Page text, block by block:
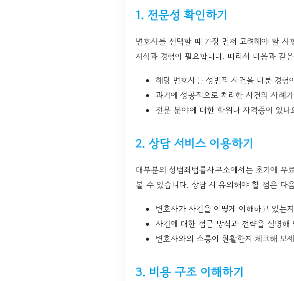
1. 전문성 확인하기
변호사를 선택할 때 가장 먼저 고려해야 할
지식과 경험이 필요합니다. 따라서 다음과 같
해당 변호사는 성범죄 사건을 다룬 경험
과거에 성공적으로 처리한 사건의 사례
전문 분야에 대한 학위나 자격증이 있나
2. 상담 서비스 이용하기
대부분의 성범죄법률사무소에서는 초기에 무
볼 수 있습니다. 상담 시 유의해야 할 점은 다
변호사가 사건을 어떻게 이해하고 있는
사건에 대한 접근 방식과 전략을 설명해
변호사와의 소통이 원활한지 체크해 보
3. 비용 구조 이해하기